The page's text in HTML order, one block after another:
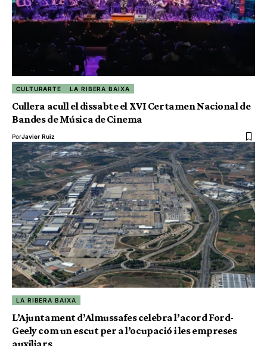
CULTURARTE LA RIBERA BAIXA
Cullera acull el dissabte el XVI Certamen Nacional de
Bandes de Música de Cinema
PorJavier Ruiz
LA RIBERA BAIXA
L’Ajuntament d’Almussafes celebra l’acord Ford-
Geely com un escut per a l’ocupació i les empreses